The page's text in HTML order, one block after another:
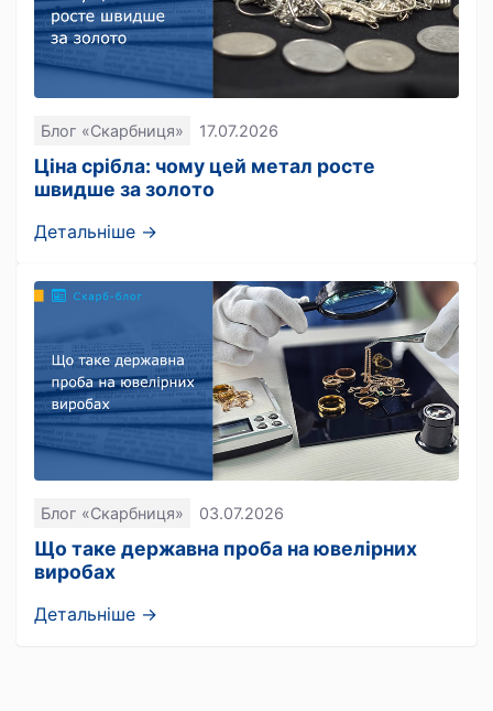
Блог «Скарбниця» 17.07.2026
Ціна срібла: чому цей метал росте
швидше за золото
Детальніше →
Блог «Скарбниця» 03.07.2026
Що таке державна проба на ювелірних
виробах
Детальніше →